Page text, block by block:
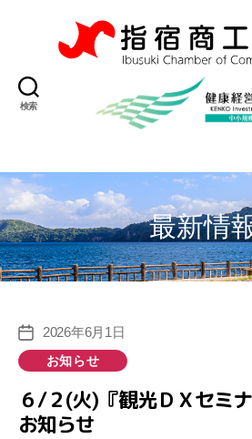
検索
指
宿
商
議
所
最新情
投
稿
日
2026年6月1日
ゴ
お知らせ
６/２(火)『観光ＤＸセミ
お知らせ